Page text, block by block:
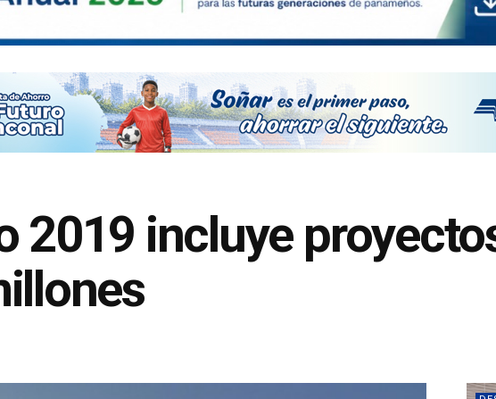
2019 incluye